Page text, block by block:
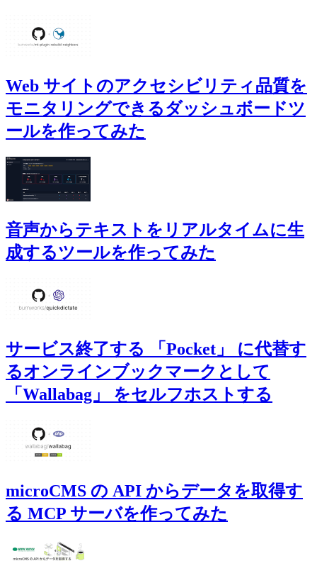
Web サイトのアクセシビリティ品質を
モニタリングできるダッシュボードツ
ールを作ってみた
音声からテキストをリアルタイムに生
成するツールを作ってみた
サービス終了する 「Pocket」 に代替す
るオンラインブックマークとして
「Wallabag」 をセルフホストする
microCMS の API からデータを取得す
る MCP サーバを作ってみた